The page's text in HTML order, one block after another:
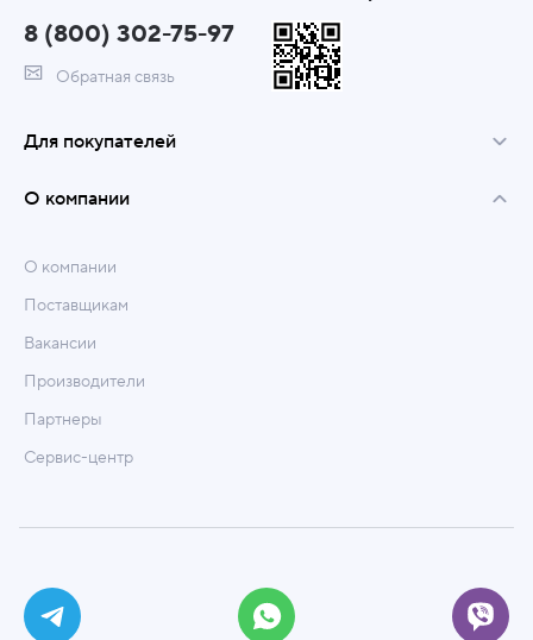
8 (800) 302-75-97
Обратная связь
Для покупателей
О компании
О компании
Поставщикам
Вакансии
Производители
Партнеры
Сервис-центр